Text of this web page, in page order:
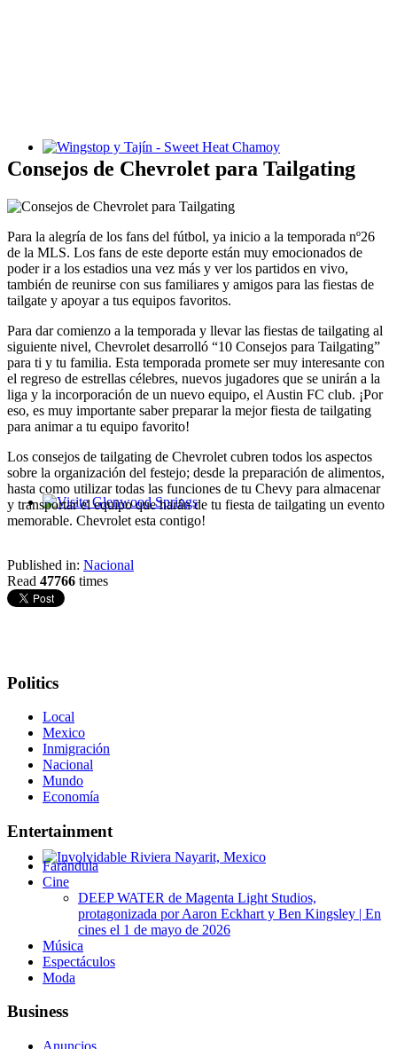
Wingstop y Tajín - Sweet Heat Chamoy
Glenwood Springs - Bello y Encantador
Involvidable Riviera Nayarit, Mexico
Consejos de Chevrolet para Tailgating
Para la alegría de los fans del fútbol, ya inicio a la temporada nº26
de la MLS. Los fans de este deporte están muy emocionados de
poder ir a los estadios una vez más y ver los partidos en vivo,
también de reunirse con sus familiares y amigos para las fiestas de
tailgate y apoyar a tus equipos favoritos.
Para dar comienzo a la temporada y llevar las fiestas de tailgating al
siguiente nivel, Chevrolet desarrolló “10 Consejos para Tailgating”
para ti y tu familia. Esta temporada promete ser muy interesante con
el regreso de estrellas célebres, nuevos jugadores que se unirán a la
liga y la incorporación de un nuevo equipo, el Austin FC club. ¡Por
eso, es muy importante saber preparar la mejor fiesta de tailgating
para animar a tu equipo favorito!
Los consejos de tailgating de Chevrolet cubren todos los aspectos
sobre la organización del festejo; desde la preparación de alimentos,
hasta como utilizar todas las funciones de tu Chevy para almacenar
y transportar el equipo que harán de tu fiesta de tailgating un evento
memorable. Chevrolet esta contigo!
Published in: Nacional
Read 47766 times
Politics
Local
Mexico
Inmigración
Nacional
Mundo
Economía
Entertainment
Farándula
Cine
DEEP WATER de Magenta Light Studios,
protagonizada por Aaron Eckhart y Ben Kingsley | En
cines el 1 de mayo de 2026
Música
Espectáculos
Moda
Business